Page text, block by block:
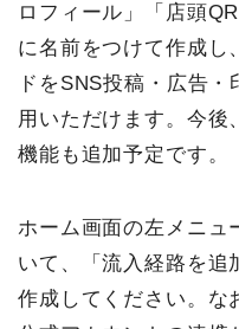
ロフィール」「店頭
に名前をつけて作成し
ドをSNS投稿・広告
用いただけます。今後
機能も追加予定です。
ホーム画面の左メニュ
いて、「流入経路を追
作成してください。な